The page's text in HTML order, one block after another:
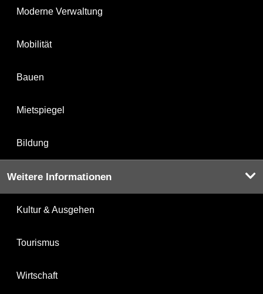
Moderne Verwaltung
Mobilität
Bauen
Mietspiegel
Bildung
Weitere Informationen
Kultur & Ausgehen
Tourismus
Wirtschaft